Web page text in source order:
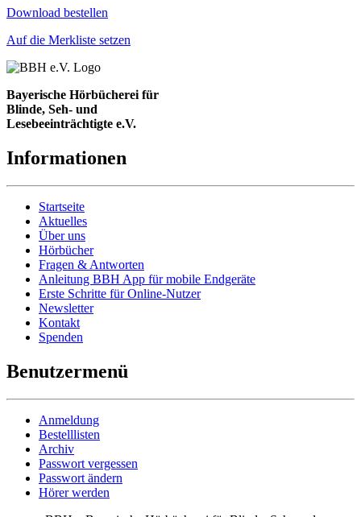
Download bestellen
Auf die Merkliste setzen
Bayerische Hörbücherei für
Blinde, Seh- und
Lesebeeinträchtigte e.V.
Informationen
Startseite
Aktuelles
Über uns
Hörbücher
Fragen & Antworten
Anleitung BBH App für mobile Endgeräte
Erste Schritte für Online-Nutzer
Newsletter
Kontakt
Spenden
Benutzermenü
Anmeldung
Bestelllisten
Archiv
Passwort vergessen
Passwort ändern
Hörer werden